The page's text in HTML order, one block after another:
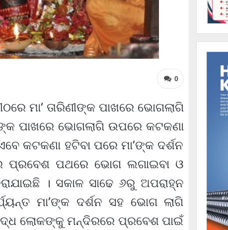
0
ମା’ ତାରିଣୀଙ୍କ ପାଖରେ ଭୋଗଲାଗି
ପାଖରେ ଭୋଗଲାଗି ଉପରେ କଟକଣା
କଟକଣା ହଟିବା ପରେ ମା’ଙ୍କ ଦର୍ଶନ
ପ୍ରବେଶ ପଥରେ ଭୋଗ ଲଗାଇବା ଓ
। ସକାଳ ସାଢେ ୬ରୁ ଅପରାହ୍ନ
ମା’ଙ୍କ ଦର୍ଶନ ସହ ଭୋଗ ଲାଗି
ଲୋକଙ୍କୁ ମନ୍ଦିରରେ ପ୍ରବେଶ ପାଇଁ